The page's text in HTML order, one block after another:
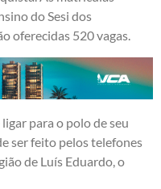
do Sesi dos
oferecidas 520 vagas.
para o polo de seu
ser feito pelos telefones
de Luís Eduardo, o